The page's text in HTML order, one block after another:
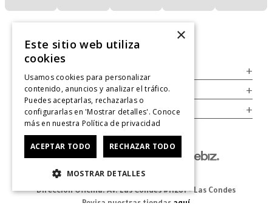
+
Legal +
Cuenta +
Dirección Oficina: Av. Las Condes #11281 - Las Condes
Revisa nuestras tiendas aquí
×
Este sitio web utiliza
cookies
Usamos cookies para personalizar
contenido, anuncios y analizar el tráfico.
Puedes aceptarlas, rechazarlas o
configurarlas en 'Mostrar detalles'. Conoce
más en nuestra Política de privacidad
ACEPTAR TODO RECHAZAR TODO
MOSTRAR DETALLES